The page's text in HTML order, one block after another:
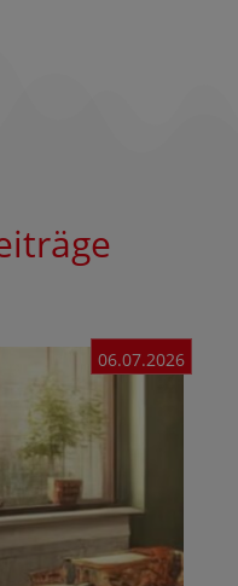
06.07.2026